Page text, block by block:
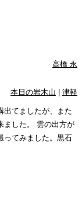
高橋 永
本日の岩木山 津軽
出てましたが、また
ました。 雲の出方が
ってみました。黒石